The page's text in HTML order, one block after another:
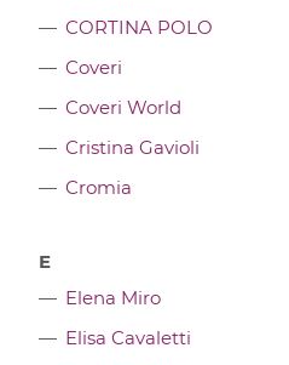
CORTINA POLO
Coveri
Coveri World
Cristina Gavioli
Cromia
E
Elena Miro
Elisa Cavaletti